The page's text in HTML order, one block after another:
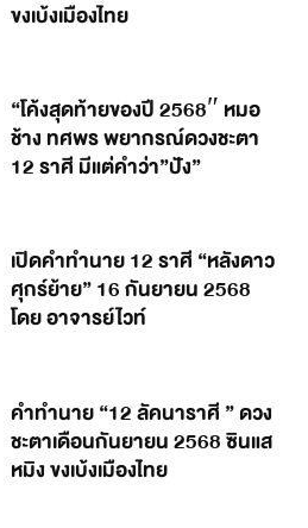
ขงเบ้งเมืองไทย
“โค้งสุดท้ายของปี 2568″ หมอ
ช้าง ทศพร พยากรณ์ดวงชะตา
12 ราศี มีแต่คำว่า”ปัง”
เปิดคำทำนาย 12 ราศี “หลังดาว
ศุกร์ย้าย” 16 กันยายน 2568
โดย อาจารย์ไวท์
คำทำนาย “12 ลัคนาราศี ” ดวง
ชะตาเดือนกันยายน 2568 ซินแส
หมิง ขงเบ้งเมืองไทย